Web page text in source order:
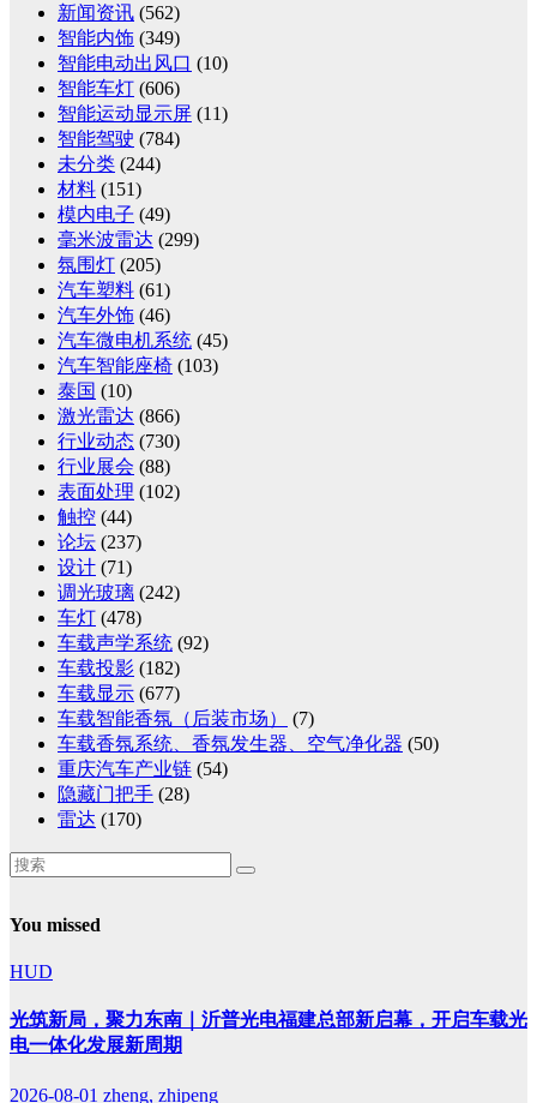
新闻资讯 (562)
智能内饰 (349)
智能电动出风口 (10)
智能车灯 (606)
智能运动显示屏 (11)
智能驾驶 (784)
未分类 (244)
材料 (151)
模内电子 (49)
毫米波雷达 (299)
氛围灯 (205)
汽车塑料 (61)
汽车外饰 (46)
汽车微电机系统 (45)
汽车智能座椅 (103)
泰国 (10)
激光雷达 (866)
行业动态 (730)
行业展会 (88)
表面处理 (102)
触控 (44)
论坛 (237)
设计 (71)
调光玻璃 (242)
车灯 (478)
车载声学系统 (92)
车载投影 (182)
车载显示 (677)
车载智能香氛（后装市场）
(7)
车载香氛系统、香氛发生器、空气净化器 (50)
重庆汽车产业链 (54)
隐藏门把手 (28)
雷达 (170)
You missed
HUD
光筑新局，聚力东南｜沂普光电福建总部新启幕，开启车载光
电一体化发展新周期
2026-08-01 zheng, zhipeng